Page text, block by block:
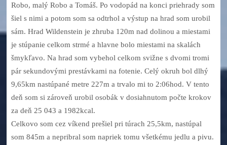
Robo, malý Robo a Tomáš. Po vodopád na konci priehrady som
šiel s nimi a potom som sa odtrhol a výstup na hrad som urobil
sám. Hrad Wildenstein je zhruba 120m nad dolinou a miestami
je stúpanie celkom strmé a hlavne bolo miestami na skalách
šmykľavo. Na hrad som vybehol celkom svižne s dvomi tromi
pár sekundovými prestávkami na fotenie. Celý okruh bol dlhý
9,65km nastúpané metre 227m a trvalo mi to 2:06hod. V tento
deň som si zároveň urobil osobák v dosiahnutom počte krokov
za deň 25 043 a 1982kcal.
Celkovo som cez víkend prešiel pri túrach 25,5km, nastúpal
som 845m a nepribral som napriek tomu všetkému jedlu a pivu.